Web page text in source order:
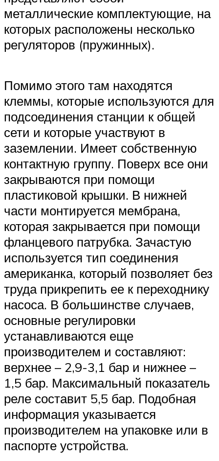
металлические комплектующие, на
которых расположены несколько
регуляторов (пружинных).
Помимо этого там находятся
клеммы, которые используются для
подсоединения станции к общей
сети и которые участвуют в
заземлении. Имеет собственную
контактную группу. Поверх все они
закрываются при помощи
пластиковой крышки. В нижней
части монтируется мембрана,
которая закрывается при помощи
фланцевого патрубка. Зачастую
используется тип соединения
американка, который позволяет без
труда прикрепить ее к переходнику
насоса. В большинстве случаев,
основные регулировки
устанавливаются еще
производителем и составляют:
верхнее – 2,9-3,1 бар и нижнее –
1,5 бар. Максимальный показатель
реле составит 5,5 бар. Подобная
информация указывается
производителем на упаковке или в
паспорте устройства.